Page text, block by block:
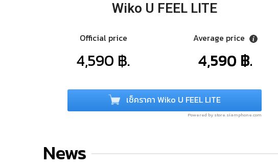
Wiko U FEEL LITE
Official price
4,590 ฿.
Average price
4,590 ฿.
เช็คราคา Wiko U FEEL LITE
Powered by store.siamphone.com
News